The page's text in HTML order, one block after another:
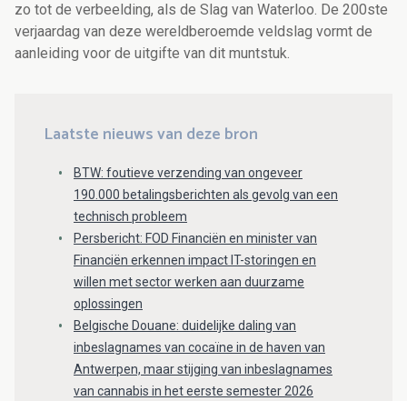
zo tot de verbeelding, als de Slag van Waterloo. De 200ste
verjaardag van deze wereldberoemde veldslag vormt de
aanleiding voor de uitgifte van dit muntstuk.
Laatste nieuws van deze bron
BTW: foutieve verzending van ongeveer
190.000 betalingsberichten als gevolg van een
technisch probleem
Persbericht: FOD Financiën en minister van
Financiën erkennen impact IT-storingen en
willen met sector werken aan duurzame
oplossingen
Belgische Douane: duidelijke daling van
inbeslagnames van cocaïne in de haven van
Antwerpen, maar stijging van inbeslagnames
van cannabis in het eerste semester 2026